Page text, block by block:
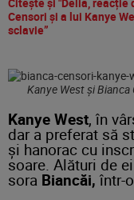
Censori și a lui Kanye
sclavie”
Kanye West și
Kanye West, în
dar a preferat să
și hanorac cu
soare. Alături de
sora Biancăi, într-